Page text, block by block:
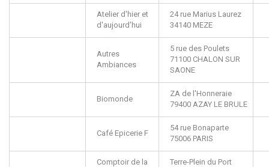
Atelier d'hier et
d'aujourd'hui
24 rue Marius Laurez
34140 MEZE
Autres
Ambiances
5 rue des Poulets
71100 CHALON SUR
SAONE
Biomonde
ZA de l'Honneraie
79400 AZAY LE BRULE
Café Epicerie F
54 rue Bonaparte
75006 PARIS
Comptoir de la
Terre-Plein du Port